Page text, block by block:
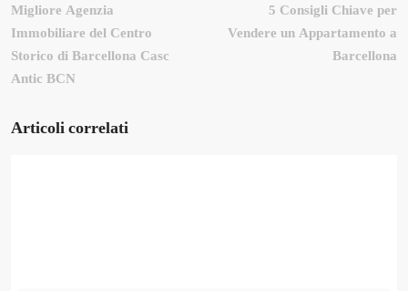
Migliore Agenzia
Immobiliare del Centro
Storico di Barcellona Casc
Antic BCN
5 Consigli Chiave per
Vendere un Appartamento a
Barcellona
Articoli correlati